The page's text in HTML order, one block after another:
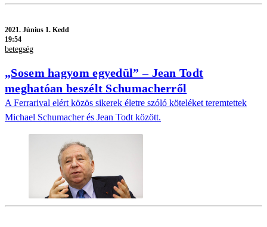
2021. Június 1. Kedd
19:54
betegség
„Sosem hagyom egyedül” – Jean Todt
meghatóan beszélt Schumacherről
A Ferrarival elért közös sikerek életre szóló köteléket teremtettek
Michael Schumacher és Jean Todt között.